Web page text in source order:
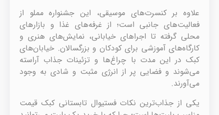
علاوه بر کنسرت‌های موسیقی، این جشنواره مملو از
فعالیت‌های جانبی است؛ از غرفه‌های غذا و بازارهای
محلی گرفته تا اجراهای خیابانی، نمایش‌های هنری و
کارگاه‌های آموزشی برای کودکان و بزرگسالان. خیابان‌های
کبک در این مدت با چراغ‌ها و تزئینات جذاب آراسته
می‌شوند و فضایی پر از انرژی مثبت و شادی به وجود
می‌آورند.
یکی از جذاب‌ترین نکات فستیوال تابستانی کبک قیمت